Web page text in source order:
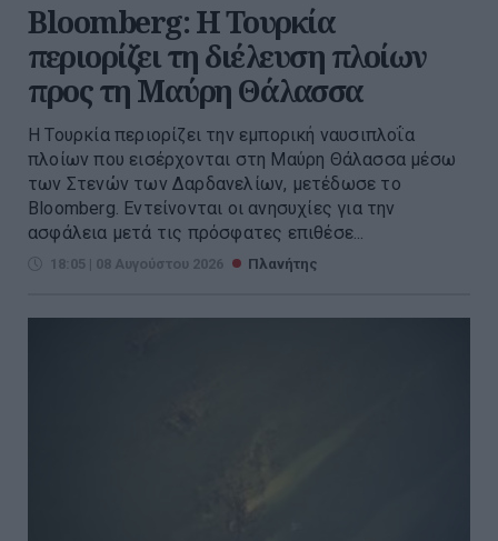
Bloomberg: Η Τουρκία
περιορίζει τη διέλευση πλοίων
προς τη Μαύρη Θάλασσα
Η Τουρκία περιορίζει την εμπορική ναυσιπλοΐα
πλοίων που εισέρχονται στη Μαύρη Θάλασσα μέσω
των Στενών των Δαρδανελίων, μετέδωσε το
Bloomberg. Eντείνονται οι ανησυχίες για την
ασφάλεια μετά τις πρόσφατες επιθέσε...
18:05 | 08 Αυγούστου 2026 Πλανήτης